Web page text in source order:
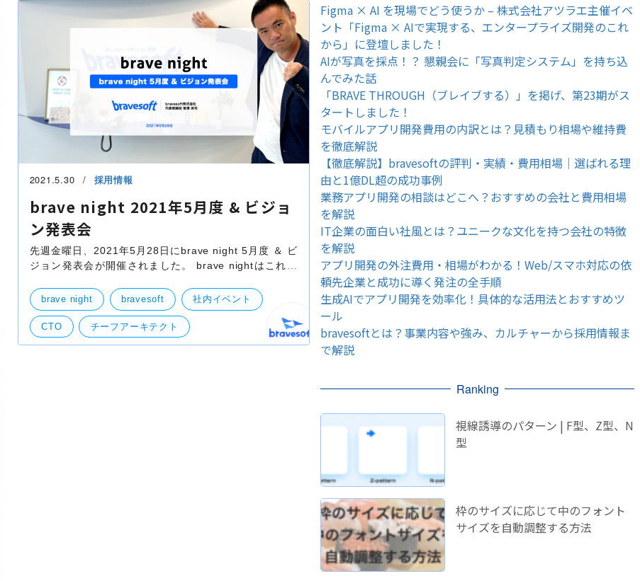
2021.5.30 採用情報
brave night 2021年5月度 & ビジョ
ン発表会
先週金曜日、2021年5月28日にbrave night 5月度 ＆ ビ
ジョン発表会が開催されました。 brave nightはこれま
bravesoftの１ヶ月のTOPICS、業績、事業部ごとの業績
や諸々
brave night bravesoft 社内イベント
CTO チーフアーキテクト
Figma × AI を現場でどう使うか – 株式会社アツラエ主催イベ
ント「Figma × AIで実現する、エンタープライズ開発のこれ
から」に登壇しました！
AIが写真を採点！？ 懇親会に「写真判定システム」を持ち込
んでみた話
「BRAVE THROUGH（ブレイブする）」を掲げ、第23期がス
タートしました！
モバイルアプリ開発費用の内訳とは？見積もり相場や維持費
を徹底解説
【徹底解説】bravesoftの評判・実績・費用相場｜選ばれる理
由と1億DL超の成功事例
業務アプリ開発の相談はどこへ？おすすめの会社と費用相場
を解説
IT企業の面白い社風とは？ユニークな文化を持つ会社の特徴
を解説
アプリ開発の外注費用・相場がわかる！Web/スマホ対応の依
頼先企業と成功に導く発注の全手順
生成AIでアプリ開発を効率化！具体的な活用法とおすすめツ
ール
bravesoftとは？事業内容や強み、カルチャーから採用情報ま
で解説
Ranking
視線誘導のパターン | F型、Z型、N
型
枠のサイズに応じて中のフォント
サイズを自動調整する方法